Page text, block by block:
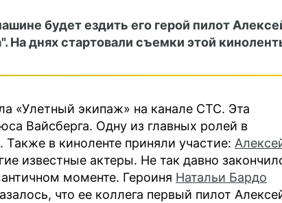
будет ездить его герой пилот
На днях стартовали съемки этой
«Улетный экипаж» на канале СТС. Эта
Вайсберга. Одну из главных ролей в
Также в киноленте приняли участие:
известные актеры. Не так давно
моменте. Героиня Натальи Бардо
что ее коллега первый пилот